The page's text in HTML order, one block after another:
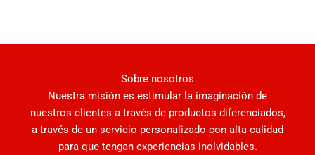
Sobre nosotros
Nuestra misión es estimular la imaginación de
nuestros clientes a través de productos diferenciados,
a través de un servicio personalizado con alta calidad
para que tengan experiencias inolvidables.